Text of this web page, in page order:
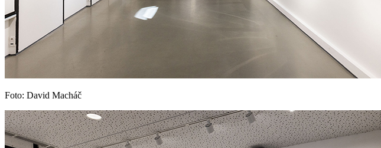
Foto: David Macháč